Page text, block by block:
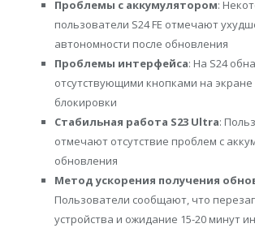
Проблемы с аккумулятором:
пользователи S24 FE отмечают
автономности после обновления
Проблемы интерфейса: На S24
отсутствующими кнопками на экране
блокировки
Стабильная работа S23 Ultra:
отмечают отсутствие проблем с
обновления
Метод ускорения получения
Пользователи сообщают, что
устройства и ожидание 15-20 минут